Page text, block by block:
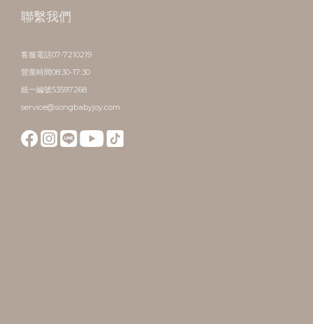
聯繫我們
客服電話07-7210219
營業時間08:30-17:30
統一編號53597268
service@songbabyjoy.com